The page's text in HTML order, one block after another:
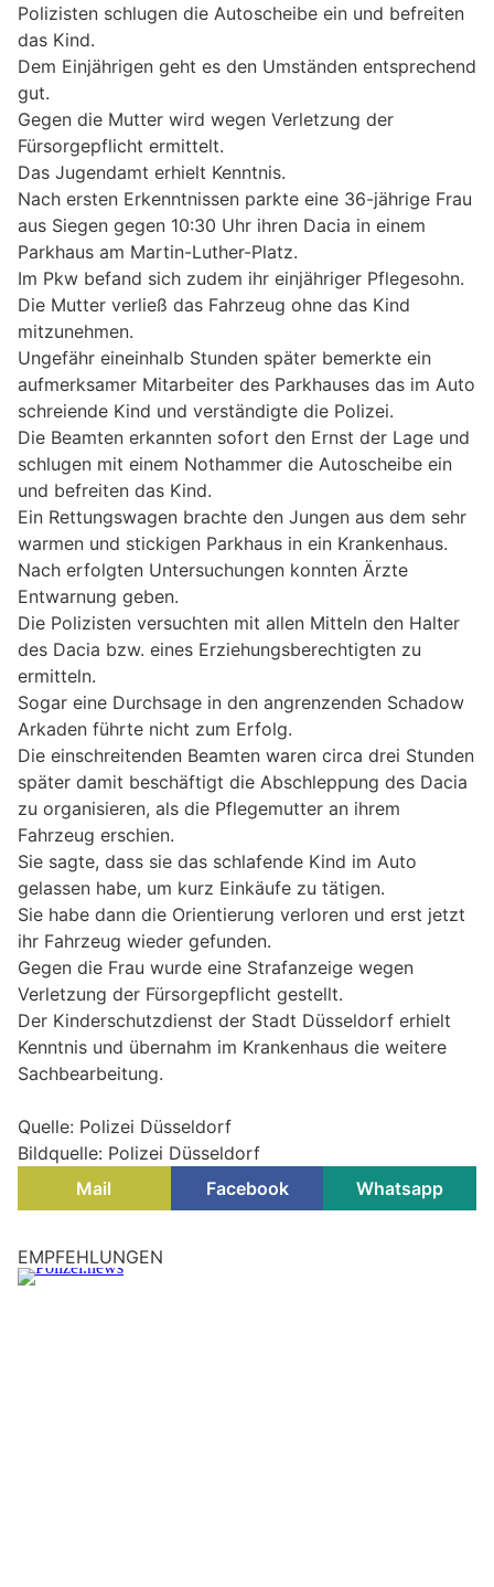
Polizisten schlugen die Autoscheibe ein und befreiten
das Kind.
Dem Einjährigen geht es den Umständen entsprechend
gut.
Gegen die Mutter wird wegen Verletzung der
Fürsorgepflicht ermittelt.
Das Jugendamt erhielt Kenntnis.
Nach ersten Erkenntnissen parkte eine 36-jährige Frau
aus Siegen gegen 10:30 Uhr ihren Dacia in einem
Parkhaus am Martin-Luther-Platz.
Im Pkw befand sich zudem ihr einjähriger Pflegesohn.
Die Mutter verließ das Fahrzeug ohne das Kind
mitzunehmen.
Ungefähr eineinhalb Stunden später bemerkte ein
aufmerksamer Mitarbeiter des Parkhauses das im Auto
schreiende Kind und verständigte die Polizei.
Die Beamten erkannten sofort den Ernst der Lage und
schlugen mit einem Nothammer die Autoscheibe ein
und befreiten das Kind.
Ein Rettungswagen brachte den Jungen aus dem sehr
warmen und stickigen Parkhaus in ein Krankenhaus.
Nach erfolgten Untersuchungen konnten Ärzte
Entwarnung geben.
Die Polizisten versuchten mit allen Mitteln den Halter
des Dacia bzw. eines Erziehungsberechtigten zu
ermitteln.
Sogar eine Durchsage in den angrenzenden Schadow
Arkaden führte nicht zum Erfolg.
Die einschreitenden Beamten waren circa drei Stunden
später damit beschäftigt die Abschleppung des Dacia
zu organisieren, als die Pflegemutter an ihrem
Fahrzeug erschien.
Sie sagte, dass sie das schlafende Kind im Auto
gelassen habe, um kurz Einkäufe zu tätigen.
Sie habe dann die Orientierung verloren und erst jetzt
ihr Fahrzeug wieder gefunden.
Gegen die Frau wurde eine Strafanzeige wegen
Verletzung der Fürsorgepflicht gestellt.
Der Kinderschutzdienst der Stadt Düsseldorf erhielt
Kenntnis und übernahm im Krankenhaus die weitere
Sachbearbeitung.
Quelle: Polizei Düsseldorf
Bildquelle: Polizei Düsseldorf
Mail
Facebook Whatsapp
Mönchengladbach, Nordrhein-Westfalen: